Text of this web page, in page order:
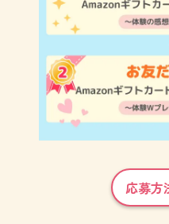
応募方